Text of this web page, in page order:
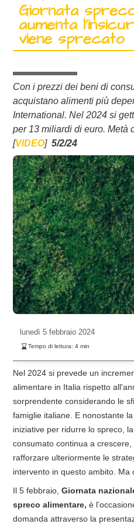
Giornata
aumenta
viene sprecato
Con i prezzi dei beni di
acquistano alimenti più
International. Nel 2024 si
per 13 miliardi di euro. Metà
[VIDEO] 5/2/24
lunedì 5 febbraio 2024
Tempo di lettura:4 min
Nel 2024 si prevede un
alimentare in Italia rispetto
sorprendente considerando le
famiglie italiane. E nonostante
iniziative per ridurre lo spreco,
consumato continua a
rafforzare ulteriormente le
intervento in questo ambito. Ma
Il 5 febbraio, Giornata
spreco alimentare, è
domanda attraverso la